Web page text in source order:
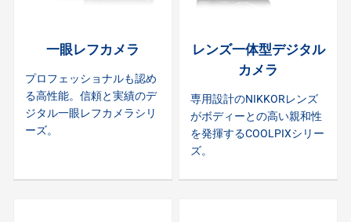
一眼レフカメラ
プロフェッショナルも認め
る高性能。信頼と実績のデ
ジタル一眼レフカメラシリ
ーズ。
レンズ一体型デジタル
カメラ
専用設計のNIKKORレンズ
がボディーとの高い親和性
を発揮するCOOLPIXシリー
ズ。